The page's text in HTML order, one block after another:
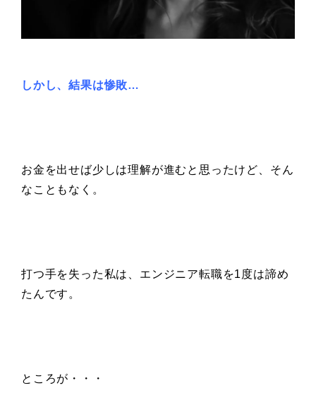
しかし、結果は惨敗…
お金を出せば少しは理解が進むと思ったけど、そん
なこともなく。
打つ手を失った私は、エンジニア転職を1度は諦め
たんです。
ところが・・・